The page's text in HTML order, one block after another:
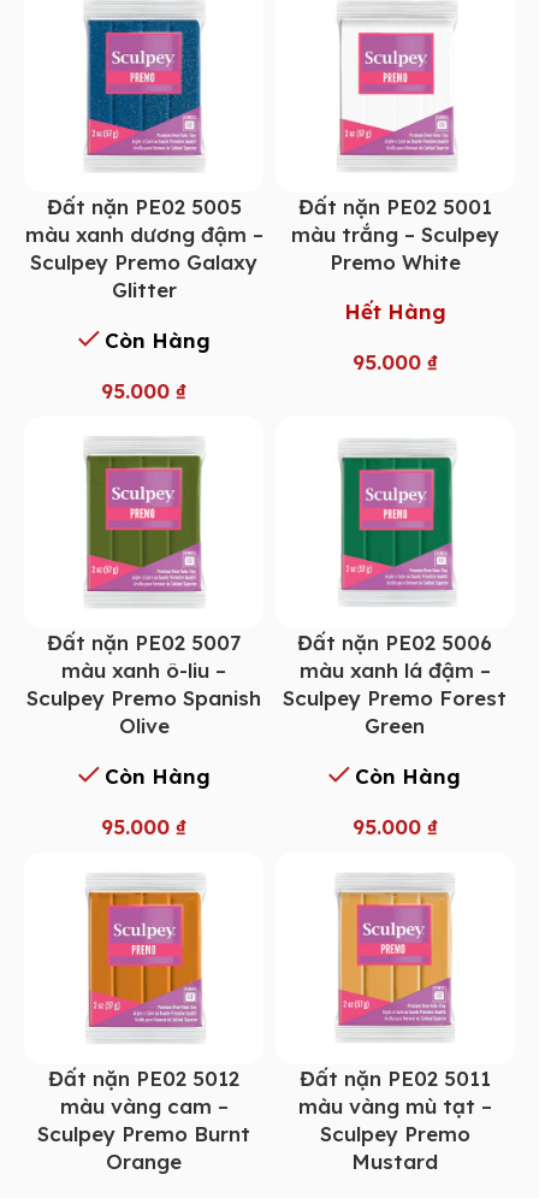
Đất nặn PE02 5005
màu xanh dương đậm –
Sculpey Premo Galaxy
Glitter
Còn Hàng
95.000 ₫
Đất nặn PE02 5001
màu trắng – Sculpey
Premo White
Hết Hàng
95.000 ₫
Đất nặn PE02 5007
màu xanh ô-liu –
Sculpey Premo Spanish
Olive
Còn Hàng
95.000 ₫
Đất nặn PE02 5006
màu xanh lá đậm –
Sculpey Premo Forest
Green
Còn Hàng
95.000 ₫
Đất nặn PE02 5012
màu vàng cam –
Sculpey Premo Burnt
Orange
Đất nặn PE02 5011
màu vàng mù tạt –
Sculpey Premo
Mustard